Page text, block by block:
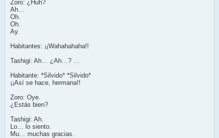
Zoro: ¿Huh?
Ah…
Oh.
Oh.
Ay.
Habitantes: ¡¡Wahahahaha!!
Tashigi: Ah… ¿Ah…? …
Habitante: *Silvido* *Silvido*
¡¡Así se hace, hermana!!
Zoro: Oye.
¿Estás bien?
Tashigi: Ah.
Lo… lo siento.
Mu… muchas gracias.